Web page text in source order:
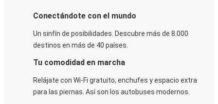
Conectándote con el mundo
Un sinfín de posibilidades. Descubre más de 8.000
destinos en más de 40 países.
Tu comodidad en marcha
Relájate con Wi-Fi gratuito, enchufes y espacio extra
para las piernas. Así son los autobuses modernos.